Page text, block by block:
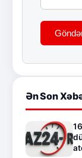
Ən Son